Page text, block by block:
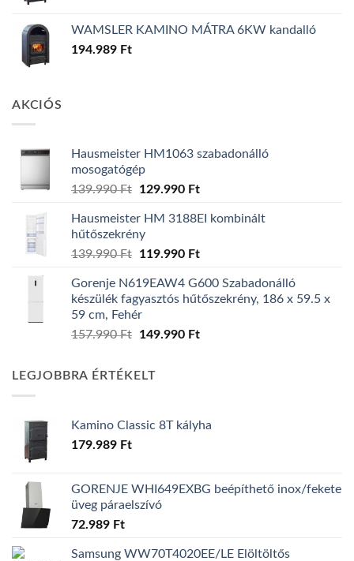
WAMSLER KAMINO MÁTRA 6KW kandalló
194.989 Ft
AKCIÓS
Hausmeister HM1063 szabadonálló
mosogatógép
139.990Ft
Original
was:
139.990 Ft.
129.990 FtCurrent
is:
Hausmeister HM 3188EI kombinált
hűtőszekrény
139.990Ft
Original
was:
139.990 Ft.
119.990 FtCurrent
is:
119.990 Ft.
Gorenje N619EAW4 G600 Szabadonálló
készülék fagyasztós hűtőszekrény, 186 x 59.5 x
59 cm, Fehér
157.990Ft
Original
157.990 Ft.
149.990 FtCurrent
LEGJOBBRA ÉRTÉKELT
Kamino Classic 8T kályha
179.989 Ft
GORENJE WHI649EXBG beépíthető inox/fekete
üveg páraelszívó
72.989 Ft
Samsung WW70T4020EE/LE Elöltöltős